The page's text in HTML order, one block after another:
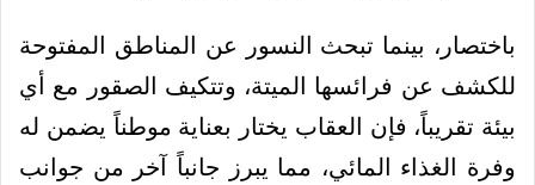
باختصار، بينما تبحث النسور عن المناطق المفتوحة
للكشف عن فرائسها الميتة، وتتكيف الصقور مع أي
بيئة تقريباً، فإن العقاب يختار بعناية موطناً يضمن له
وفرة الغذاء المائي، مما يبرز جانباً آخر من جوانب